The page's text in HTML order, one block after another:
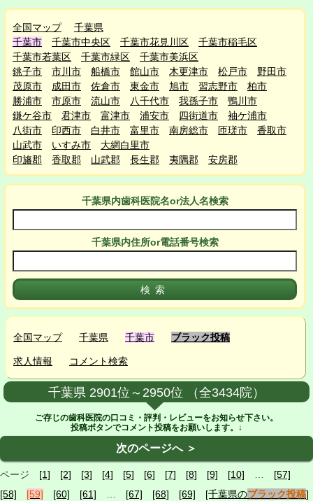
全国マップ
千葉県
千葉市
千葉市中央区 千葉市花見川区
千葉市稲毛区
千葉市若葉区
千葉市緑区
千葉市美浜区
銚子市
市川市 船橋市 館山市 木更津市 松戸市
野田市
茂原市
成田市 佐倉市 東金市 旭市 習志野市
柏市
勝浦市
市原市 流山市 八千代市 我孫子市
鴨川市
鎌ケ谷市
君津市 富津市 浦安市 四街道市
袖ケ浦市
八街市
印西市 白井市 富里市 南房総市 匝瑳市
香取市
山武市
いすみ市
大網白里市
印旛郡
香取郡 山武郡 長生郡 夷隅郡 安房郡
千葉県内歯科医院名or法人名検索
千葉県内住所or電話番号検索
全国マップ 千葉県 千葉市 ブラック投稿
求人情報 コメント検索
千葉県 2901位～2950位 （全3434院）
ご存じの歯科医院の口コミ・評判・レビューをお知らせ下さい。
投稿ボタンでコメント投稿をお願いします。↓
次のページへ ＞
ページ [1] [2] [3] [4] [5] [6] [7] [8] [9] [10] … [57]
[58]
[59] [60] [61] … [67] [68] [69] [千葉県のブラック投稿]